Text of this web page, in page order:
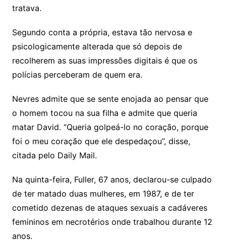
tratava.
Segundo conta a própria, estava tão nervosa e
psicologicamente alterada que só depois de
recolherem as suas impressões digitais é que os
polícias perceberam de quem era.
Nevres admite que se sente enojada ao pensar que
o homem tocou na sua filha e admite que queria
matar David. “Queria golpeá-lo no coração, porque
foi o meu coração que ele despedaçou”, disse,
citada pelo Daily Mail.
Na quinta-feira, Fuller, 67 anos, declarou-se culpado
de ter matado duas mulheres, em 1987, e de ter
cometido dezenas de ataques sexuais a cadáveres
femininos em necrotérios onde trabalhou durante 12
anos.